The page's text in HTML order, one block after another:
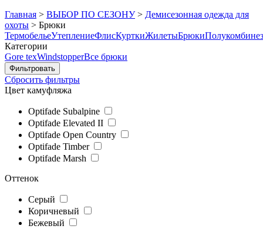
Главная > ВЫБОР ПО СЕЗОНУ > Демисезонная одежда для
охоты > Брюки
ТермобельеУтеплениеФлисКурткиЖилетыБрюки
Категории
Gore texWindstopperВсе брюки
Сбросить фильтры
Цвет камуфляжа
Optifade Subalpine
Optifade Elevated II
Optifade Open Country
Optifade Timber
Optifade Marsh
Оттенок
Серый
Коричневый
Бежевый